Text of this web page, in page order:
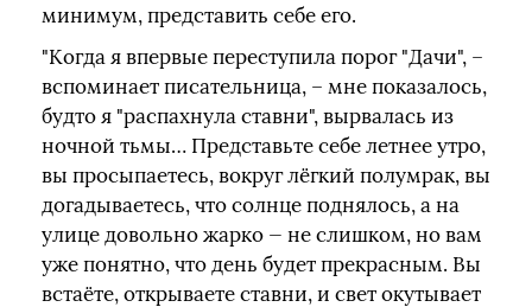
минимум, представить себе его.
"Когда я впервые переступила порог "Дачи", –
вспоминает писательница, – мне показалось,
будто я "распахнула ставни", вырвалась из
ночной тьмы… Представьте себе летнее утро,
вы просыпаетесь, вокруг лёгкий полумрак, вы
догадываетесь, что солнце поднялось, а на
улице довольно жарко — не слишком, но вам
уже понятно, что день будет прекрасным. Вы
встаёте, открываете ставни, и свет окутывает